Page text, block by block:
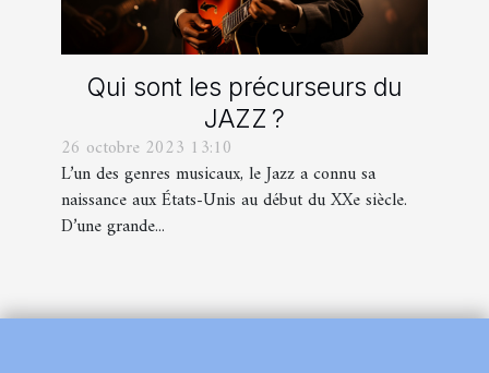
Qui sont les précurseurs du
JAZZ ?
26 octobre 2023 13:10
L’un des genres musicaux, le Jazz a connu sa
naissance aux États-Unis au début du XXe siècle.
D’une grande...